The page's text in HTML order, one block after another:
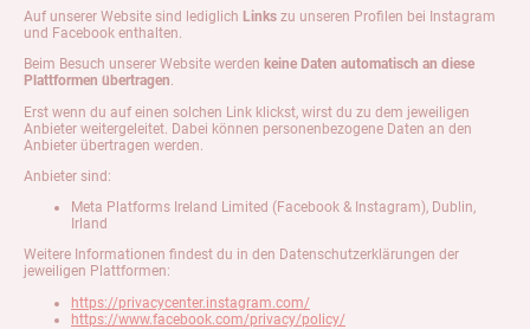
Auf unserer Website sind lediglich Links zu unseren Profilen bei Instagram
und Facebook enthalten.
Beim Besuch unserer Website werden keine Daten automatisch an diese
Plattformen übertragen.
Erst wenn du auf einen solchen Link klickst, wirst du zu dem jeweiligen
Anbieter weitergeleitet. Dabei können personenbezogene Daten an den
Anbieter übertragen werden.
Anbieter sind:
Meta Platforms Ireland Limited (Facebook & Instagram), Dublin,
Irland
Weitere Informationen findest du in den Datenschutzerklärungen der
jeweiligen Plattformen:
https://privacycenter.instagram.com/
https://www.facebook.com/privacy/policy/